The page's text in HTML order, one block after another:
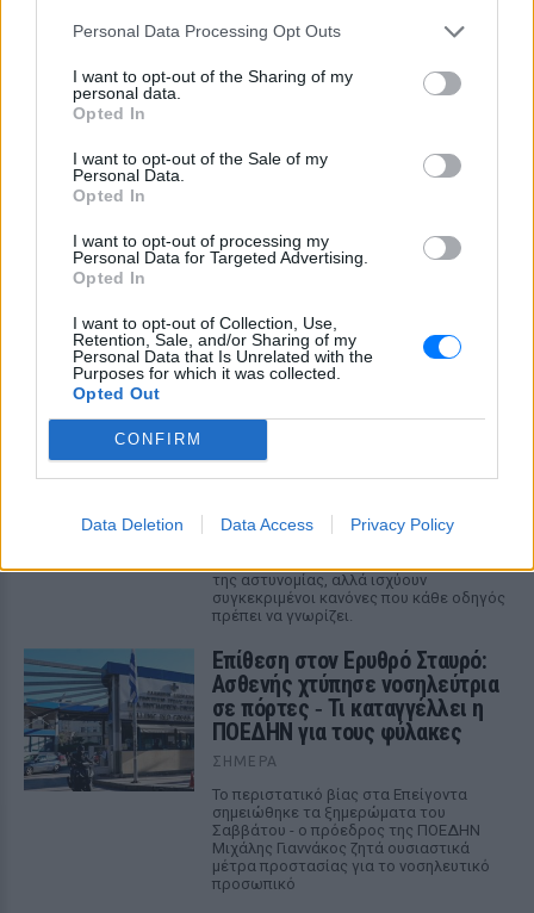
Personal Data Processing Opt Outs
I want to opt-out of the Sharing of my
personal data.
Opted In
I want to opt-out of the Sale of my
Personal Data.
Opted In
I want to opt-out of processing my
Personal Data for Targeted Advertising.
Opted In
I want to opt-out of Collection, Use,
Retention, Sale, and/or Sharing of my
Personal Data that Is Unrelated with the
Purposes for which it was collected.
Opted Out
CONFIRM
Data Deletion Data Access Privacy Policy
Ισραηλινό ΥΠΕΞ προς τουρίστες στην Ελλάδα:
«Κρύψτε ότι είστε Ισραηλινοί» λόγω
διαδηλώσεων
υπουργείο Εξωτερικών ενόψει της «ημέρας οργής»
φιλοπαλαιστινιακών οργανώσεων σε 36 σημεία της χώρας.
ΣΉΜΕΡΑ
περιπολικό; Τι λέει ο ΚΟΚ που
οι περισσότεροι αγνοούν
της αστυνομίας, αλλά ισχύουν
συγκεκριμένοι κανόνες που κάθε οδηγός
πρέπει να γνωρίζει.
Επίθεση στον Ερυθρό Σταυρό:
Ασθενής χτύπησε νοσηλεύτρια
σε πόρτες ‑ Τι καταγγέλλει η
ΠΟΕΔΗΝ για τους φύλακες
ΣΉΜΕΡΑ
Το περιστατικό βίας στα Επείγοντα
σημειώθηκε τα ξημερώματα του
Σαββάτου - ο πρόεδρος της ΠΟΕΔΗΝ
Μιχάλης Γιαννάκος ζητά ουσιαστικά
μέτρα προστασίας για το νοσηλευτικό
προσωπικό